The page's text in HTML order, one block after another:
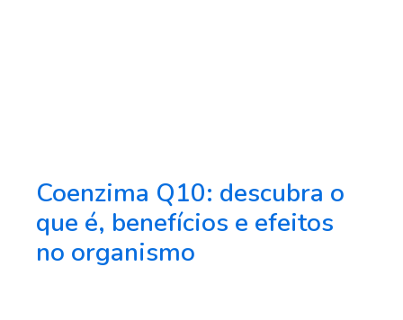
Coenzima Q10: descubra o
que é, benefícios e efeitos
no organismo